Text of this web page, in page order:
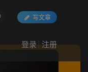
写文章
登录 注册